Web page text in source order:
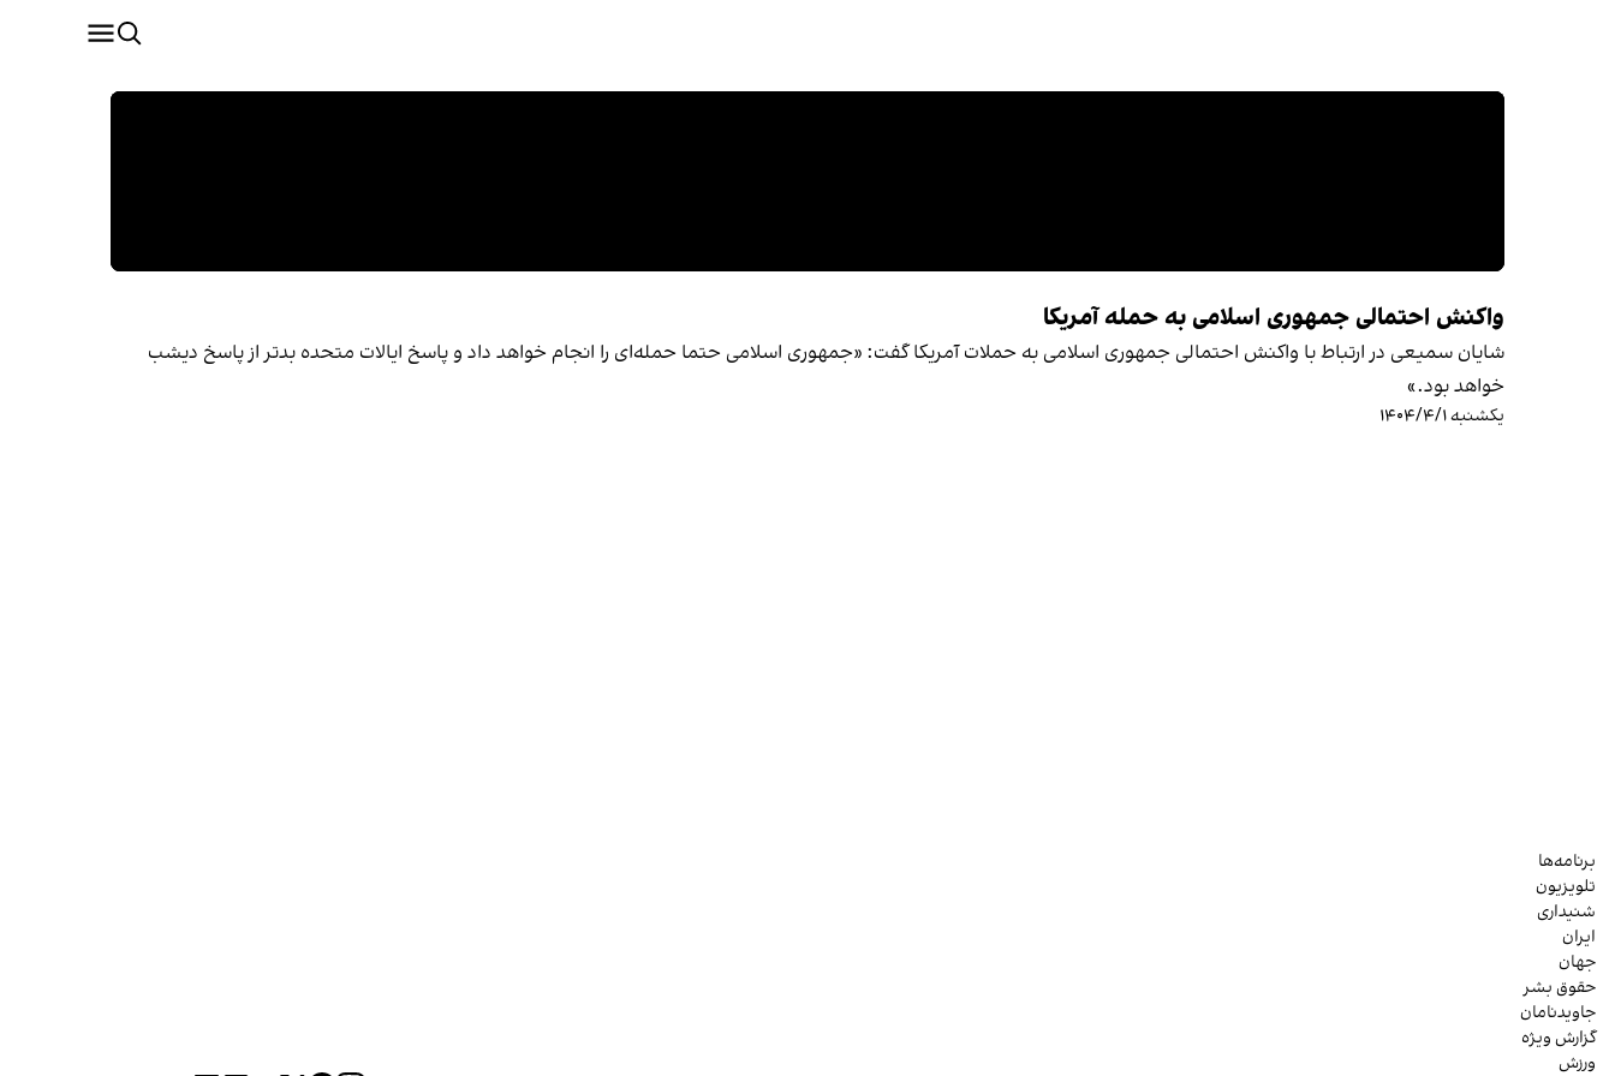
واکنش احتمالی جمهوری اسلامی به حمله آمریکا
شایان سمیعی در ارتباط با واکنش احتمالی جمهوری اسلامی به حملات آمریکا گفت: «جمهوری اسلامی حتما حمله‌ای را انجام خواهد داد و پاسخ ایالات متحده بدتر از پاسخ دیشب
خواهد بود.»
یکشنبه ۱۴۰۴/۴/۱
برنامه‌ها
تلویزیون
شنیداری
ایران
جهان
حقوق بشر
جاویدنامان
گزارش ویژه
ورزش